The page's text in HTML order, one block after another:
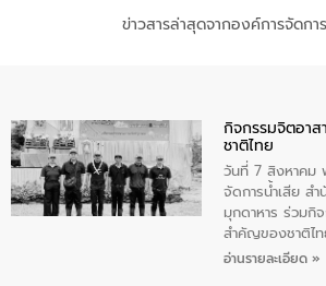
ข่าวสารล่าสุดจากองค์การจัดกา
กิจกรรมจิตอา
ชาติไทย
วันที่ 7 สิงหาคม
จัดการน้ำเสีย สำ
มุกดาหาร ร่วมกิ
สําคัญของชาติไท
สมภพ สมเด็จพร
อ่านรายละเอียด »